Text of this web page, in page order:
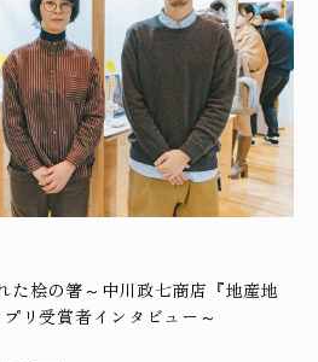
た桧の箸～中川政七商店『地産地
リ受賞者インタビュー～